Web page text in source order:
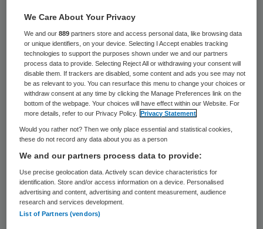
toelichting op de kwartaalcijfers.
Ook de verkopen bij de persoonlijke
verzorgingsdivisie liepen beduidend beter
dan eerder dit jaar. Van Houten merkt op
dat hij hier eigenlijk op een krachtiger
herstel had gerekend.
Handelsoorlog
Philips kampte eerder dit jaar nog met
tegenwind in China, door een lagere vraag
naar luchtzuiveringssystemen en
We Care About Your Privacy
We and our889 partners store and access personal data, like browsing data
or unique identifiers, on your device. Selecting I Accept enables tracking
technologies to support the purposes shown under we and our partners
process data to provide. Selecting Reject All or withdrawing your consent will
disable them. If trackers are disabled, some content and ads you see may not
be as relevant to you. You can resurface this menu to change your choices or
withdraw consent at any time by clicking the Manage Preferences link on the
bottom of the webpage. Your choices will have effect within our Website. For
more details, refer to our Privacy Policy.
Privacy Statement
Would you rather not? Then we only place essential and statistical cookies,
these do not record any data about you as a person
We and our partners process data to provide:
Use precise geolocation data. Actively scan device characteristics for
identification. Store and/or access information on a device. Personalised
advertising and content, advertising and content measurement, audience
research and services development.
List of Partners (vendors)